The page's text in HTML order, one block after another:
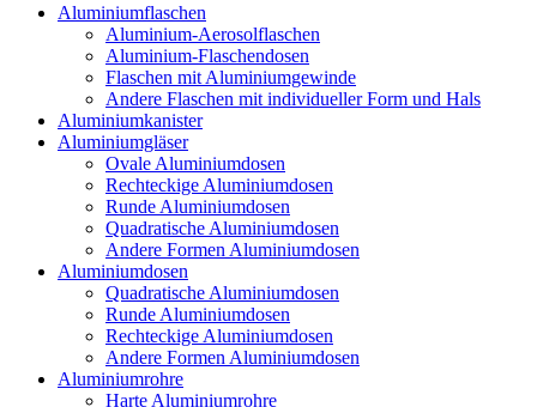
Aluminiumflaschen
Aluminium-Aerosolflaschen
Aluminium-Flaschendosen
Flaschen mit Aluminiumgewinde
Andere Flaschen mit individueller Form und Hals
Aluminiumkanister
Aluminiumgläser
Ovale Aluminiumdosen
Rechteckige Aluminiumdosen
Runde Aluminiumdosen
Quadratische Aluminiumdosen
Andere Formen Aluminiumdosen
Aluminiumdosen
Quadratische Aluminiumdosen
Runde Aluminiumdosen
Rechteckige Aluminiumdosen
Andere Formen Aluminiumdosen
Aluminiumrohre
Harte Aluminiumrohre